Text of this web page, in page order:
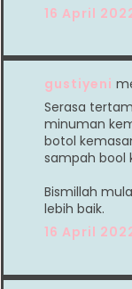
16 April
gustiyeni
Serasa
minuman
botol
sampah bool
Bismillah
lebih baik.
16 April